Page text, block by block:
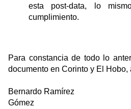
esta post-data, lo
cumplimiento.
Para constancia de todo lo
documento en Corinto y El Hobo,
Bernardo Ramírez
Gómez